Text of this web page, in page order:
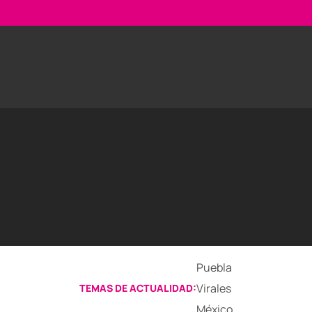
TEMAS DE ACTUALIDAD:
Puebla
Virales
México